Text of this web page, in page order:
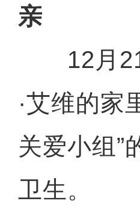
亲
12月21
·艾维的家
关爱小组”
卫生。